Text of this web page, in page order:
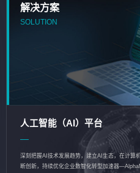
解决方案
SOLUTION
人工智能（AI）平台
深刻把握AI技术发展趋势，建立AI生态，在计算
断创新，持续优化企业数智化转型加速器